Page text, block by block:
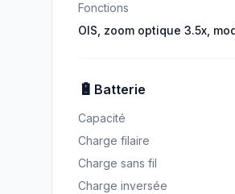
Fonctions
OIS, zoom optique 3.5x,
🔋 Batterie
Capacité
Charge filaire
Charge sans fil
Charge inversée